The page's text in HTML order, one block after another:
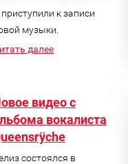
к записи
музыки.
далее
видео с
вокалиста
состоялся в